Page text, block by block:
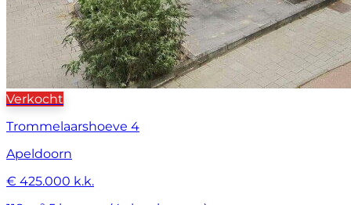
Verkocht
Trommelaarshoeve 4
Apeldoorn
€ 425.000 k.k.